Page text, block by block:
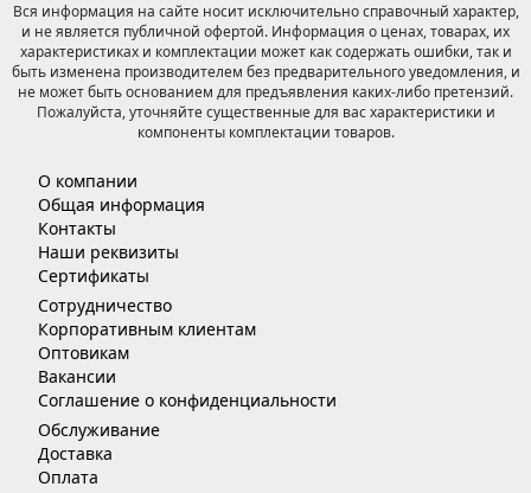
Вся информация на сайте носит исключительно справочный характер,
и не является публичной офертой. Информация о ценах, товарах, их
характеристиках и комплектации может как содержать ошибки, так и
быть изменена производителем без предварительного уведомления, и
не может быть основанием для предъявления каких-либо претензий.
Пожалуйста, уточняйте существенные для вас характеристики и
компоненты комплектации товаров.
О компании
Общая информация
Контакты
Наши реквизиты
Сертификаты
Сотрудничество
Корпоративным клиентам
Оптовикам
Вакансии
Соглашение о конфиденциальности
Обслуживание
Доставка
Оплата